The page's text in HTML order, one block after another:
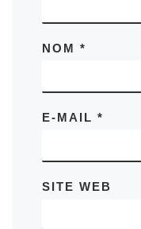
NOM *
E-MAIL *
SITE WEB